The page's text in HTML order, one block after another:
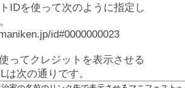
IDを使って次のように指定し
id#0000000023
ってクレジットを表示させる
は次の通りです。